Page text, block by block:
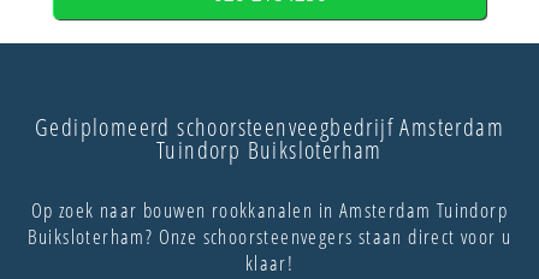
Gediplomeerd schoorsteenveegbedrijf Amsterdam
Tuindorp Buiksloterham
Op zoek naar bouwen rookkanalen in Amsterdam Tuindorp
Buiksloterham? Onze schoorsteenvegers staan direct voor u
klaar!